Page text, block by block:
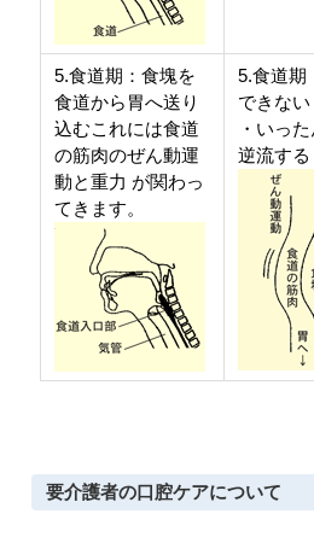
5.食道期：食塊を
食道から胃へ送り
込むこれには食道
の筋肉のぜん動運
動と重力 が関わっ
てきます。
5.食道期
できない
・いっ
逆流する
要介護者の口腔ケアについて